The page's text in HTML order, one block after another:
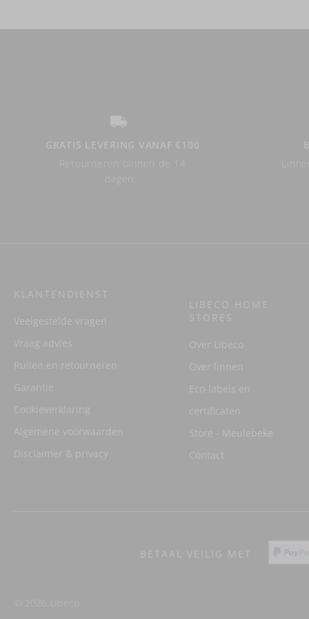
GRATIS LEVERING VANAF €100
KLANTENDIENST
Veelgestelde vragen
Vraag advies
Ruilen en retourneren
Garantie
Cookieverklaring
Algemene voorwaarden
Disclaimer & privacy
LIBECO HOME
STORES
Over Libeco
Over linnen
Eco-labels en
certificaten
Store - Meulebeke
Contact
BETAAL VEILIG MET